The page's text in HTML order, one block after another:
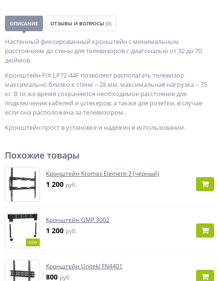
ОПИСАНИЕ ОТЗЫВЫ И ВОПРОСЫ (0)
Настенный фиксированный кронштейн с минимальным
расстоянием до стены для телевизоров с диагональю от 32 до 70
дюймов.
Кронштейн FIX LP72-44F позволяет располагать телевизор
максимально близко к стене – 28 мм, максимальная нагрузка – 75
кг. В то же время сохраняется необходимое расстояние для
подключения кабелей и штекеров, а также для розетки, в случае
если она расположена за телевизором.
Кронштейн прост в установке и надёжен в использовании.
Похожие товары
Кронштейн Kromax Element-3 (чёрный)
1 200 руб.
NEW
Кронштейн GMP 3002
1 200 руб.
Кронштейн Uniteki FN4401
800 руб.